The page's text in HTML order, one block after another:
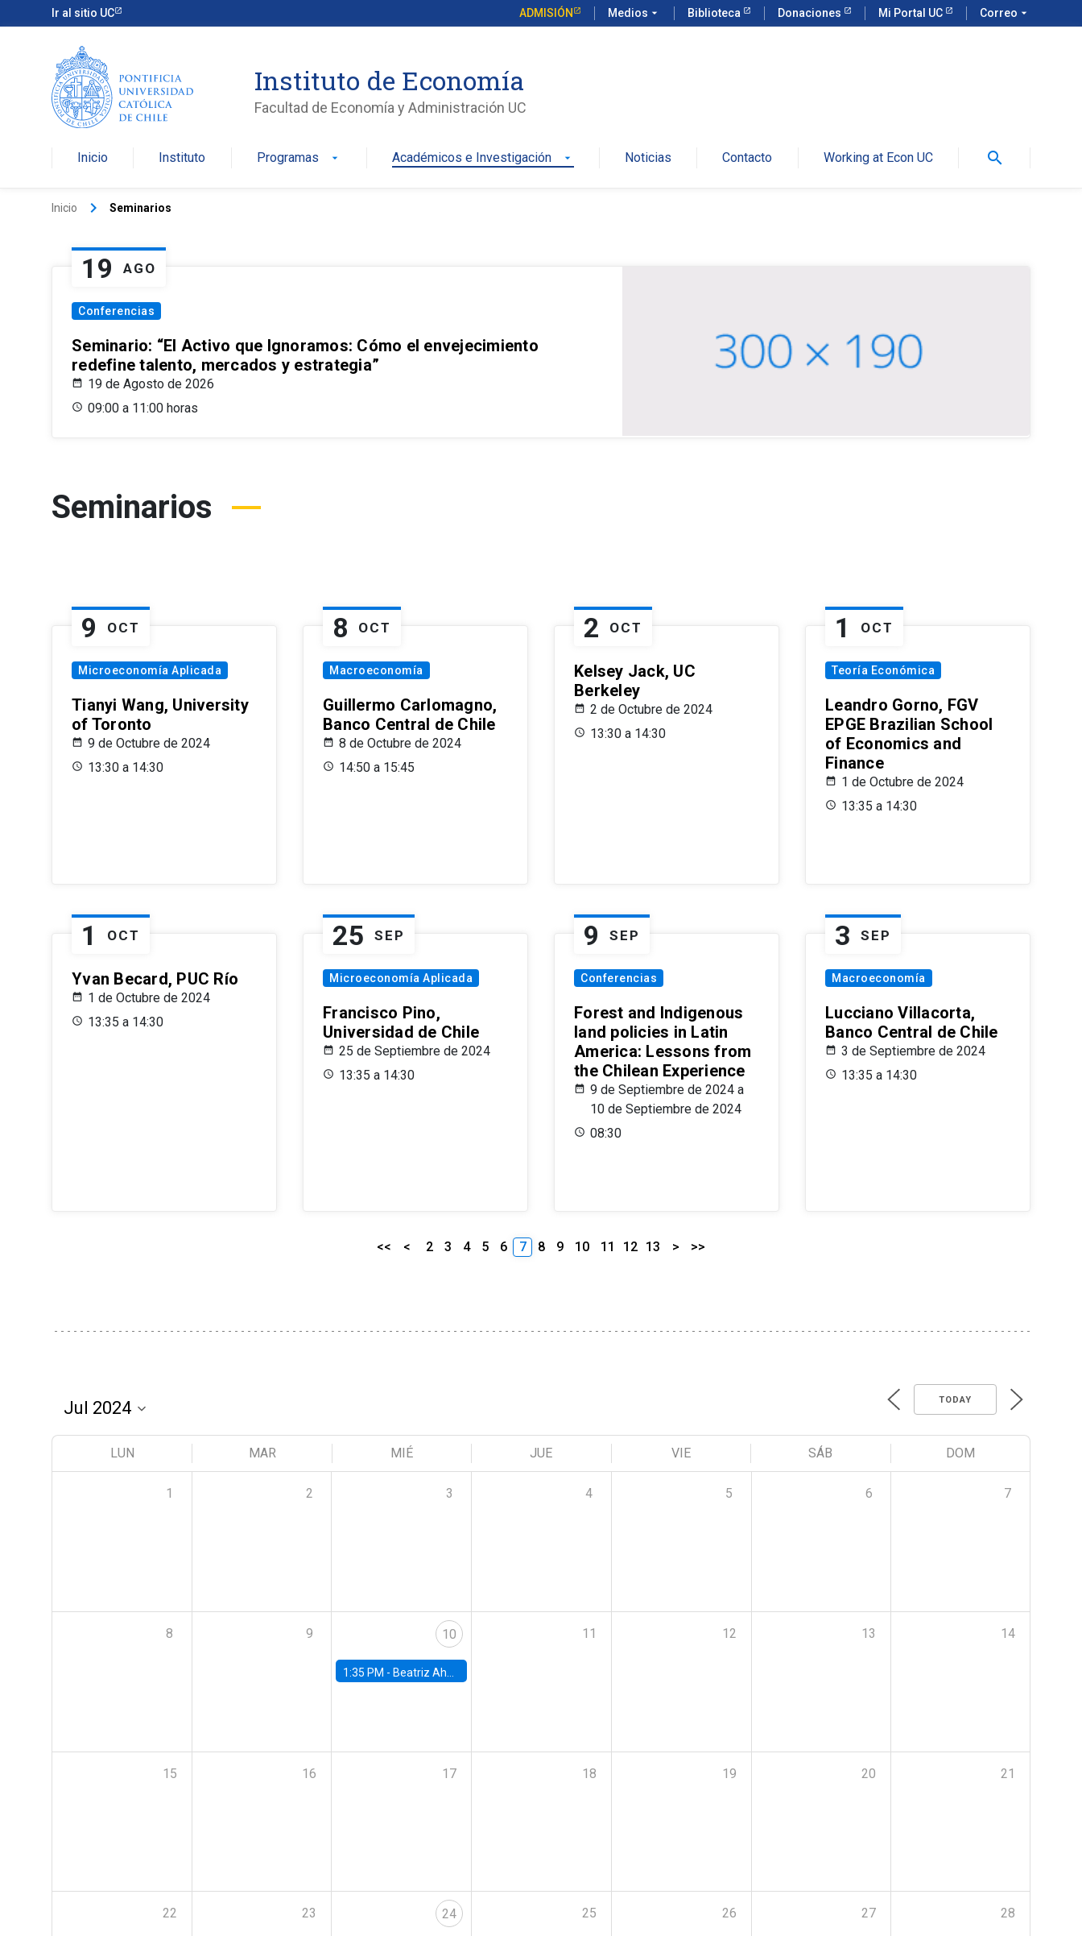
Ir al sitio UC ADMISIÓN Medios arrow_drop_down Biblioteca Donaciones Mi Portal UC Correo arrow_drop_down
Instituto de Economía
Facultad de Economía y Administración UC
Inicio Instituto Programas arrow_drop_down Académicos e Investigación arrow_drop_down Noticias Contacto Working at Econ UC search
Inicio keyboard_arrow_right Seminarios
19 AGO
Conferencias
Seminario: “El Activo que Ignoramos: Cómo el envejecimiento
redefine talento, mercados y estrategia”
19 de Agosto de 2026
09:00 a 11:00 horas
Seminarios
9 OCT
Microeconomía Aplicada
Tianyi Wang, University
of Toronto
9 de Octubre de 2024
13:30 a 14:30
8 OCT
Macroeconomía
Guillermo Carlomagno,
Banco Central de Chile
8 de Octubre de 2024
14:50 a 15:45
2 OCT
Kelsey Jack, UC
Berkeley
2 de Octubre de 2024
13:30 a 14:30
1 OCT
Teoría Económica
Leandro Gorno, FGV
EPGE Brazilian School
of Economics and
Finance
1 de Octubre de 2024
13:35 a 14:30
1 OCT
Yvan Becard, PUC Río
1 de Octubre de 2024
13:35 a 14:30
25 SEP
Microeconomía Aplicada
Francisco Pino,
Universidad de Chile
25 de Septiembre de 2024
13:35 a 14:30
9 SEP
Conferencias
Forest and Indigenous
land policies in Latin
America: Lessons from
the Chilean Experience
9 de Septiembre de 2024 a
10 de Septiembre de 2024
08:30
3 SEP
Macroeconomía
Lucciano Villacorta,
Banco Central de Chile
3 de Septiembre de 2024
13:35 a 14:30
<< < 2 3 4 5 6 7 8 9 10 11 12 13 > >>
TODAY
LUN MAR MIÉ JUE VIE SÁB DOM
1 2 3 4 5 6 7
8 9 10
1:35 PM - Beatriz Ahumada, PhD candidate, Universidad de Pittsburgh
11 12 13 14
15 16 17 18 19 20 21
22 23 24 25 26 27 28